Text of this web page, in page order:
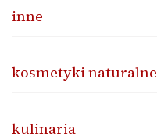
inne
kosmetyki naturalne
kulinaria